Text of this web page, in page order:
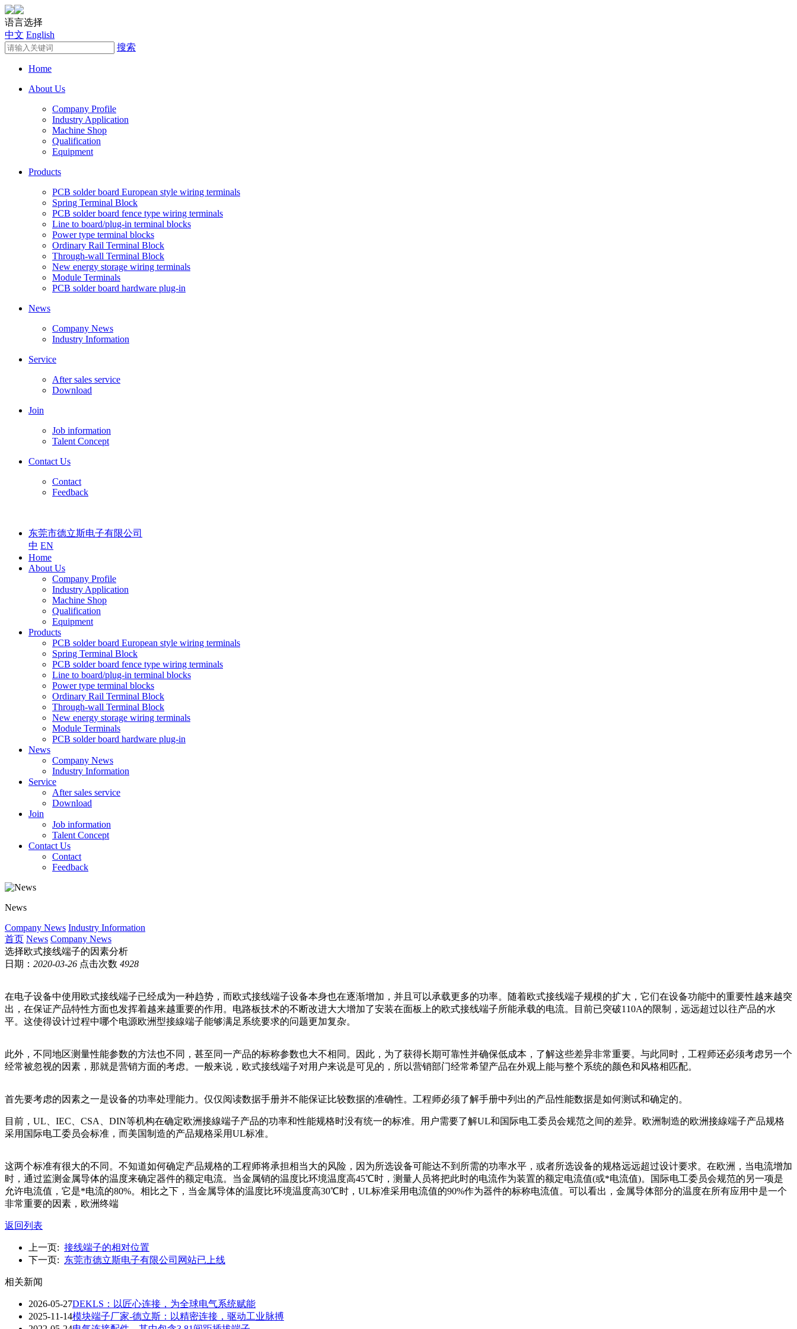
语言选择
中文 English
搜索
Home
About Us
Company Profile
Industry Application
Machine Shop
Qualification
Equipment
Products
PCB solder board European style wiring terminals
Spring Terminal Block
PCB solder board fence type wiring terminals
Line to board/plug-in terminal blocks
Power type terminal blocks
Ordinary Rail Terminal Block
Through-wall Terminal Block
New energy storage wiring terminals
Module Terminals
PCB solder board hardware plug-in
News
Company News
Industry Information
Service
After sales service
Download
Join
Job information
Talent Concept
Contact Us
Contact
Feedback
东莞市德立斯电子有限公司
中 EN
Home
About Us
Company Profile
Industry Application
Machine Shop
Qualification
Equipment
Products
PCB solder board European style wiring terminals
Spring Terminal Block
PCB solder board fence type wiring terminals
Line to board/plug-in terminal blocks
Power type terminal blocks
Ordinary Rail Terminal Block
Through-wall Terminal Block
New energy storage wiring terminals
Module Terminals
PCB solder board hardware plug-in
News
Company News
Industry Information
Service
After sales service
Download
Join
Job information
Talent Concept
Contact Us
Contact
Feedback
News
Company News Industry Information
首页 News Company News
选择欧式接线端子的因素分析
日期： 2020-03-26 点击次数 4928
在电子设备中使用欧式接线端子已经成为一种趋势，而欧式接线端子设备本身也在逐渐增加，并且可以承载更多的功率。随着欧式接线端子规模的扩大，它们在设备功能中的重要性越来越突
出，在保证产品特性方面也发挥着越来越重要的作用。电路板技术的不断改进大大增加了安装在面板上的欧式接线端子所能承载的电流。目前已突破110A的限制，远远超过以往产品的水
平。这使得设计过程中哪个电源欧洲型接線端子能够满足系统要求的问题更加复杂。
此外，不同地区测量性能参数的方法也不同，甚至同一产品的标称参数也大不相同。因此，为了获得长期可靠性并确保低成本，了解这些差异非常重要。与此同时，工程师还必须考虑另一个
经常被忽视的因素，那就是营销方面的考虑。一般来说，欧式接线端子对用户来说是可见的，所以营销部门经常希望产品在外观上能与整个系统的颜色和风格相匹配。
首先要考虑的因素之一是设备的功率处理能力。仅仅阅读数据手册并不能保证比较数据的准确性。工程师必须了解手册中列出的产品性能数据是如何测试和确定的。
目前，UL、IEC、CSA、DIN等机构在确定欧洲接線端子产品的功率和性能规格时没有统一的标准。用户需要了解UL和国际电工委员会规范之间的差异。欧洲制造的欧洲接線端子产品规格
采用国际电工委员会标准，而美国制造的产品规格采用UL标准。
这两个标准有很大的不同。不知道如何确定产品规格的工程师将承担相当大的风险，因为所选设备可能达不到所需的功率水平，或者所选设备的规格远远超过设计要求。在欧洲，当电流增加
时，通过监测金属导体的温度来确定器件的额定电流。当金属销的温度比环境温度高45℃时，测量人员将把此时的电流作为装置的额定电流值(或*电流值)。国际电工委员会规范的另一项是
允许电流值，它是*电流的80%。相比之下，当金属导体的温度比环境温度高30℃时，UL标准采用电流值的90%作为器件的标称电流值。可以看出，金属导体部分的温度在所有应用中是一个
非常重要的因素，欧洲终端
返回列表
上一页: 接线端子的相对位置
下一页: 东莞市德立斯电子有限公司网站已上线
相关新闻
2026-05-27DEKLS：以匠心连接，为全球电气系统赋能
2025-11-14模块端子厂家-德立斯：以精密连接，驱动工业脉搏